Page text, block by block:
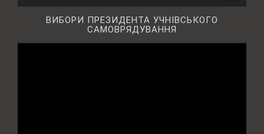
ВИБОРИ ПРЕЗИДЕНТА УЧНІВСЬКОГО
САМОВРЯДУВАННЯ